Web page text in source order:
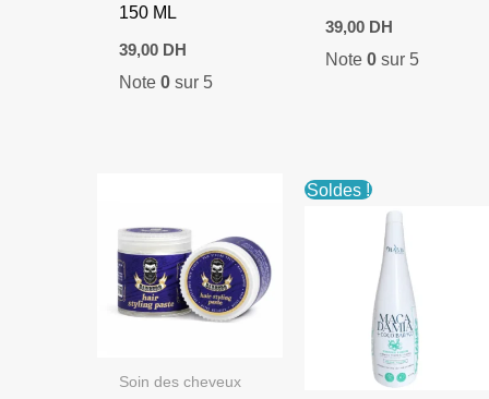
150 ML
39,00 DH
Note 0sur 5
39,00 DH
Note0 sur 5
Soin des cheveux
Soldes !